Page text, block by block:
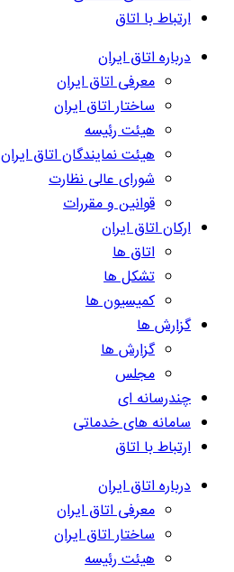
ارتباط با اتاق
درباره اتاق ایران
معرفی اتاق ایران
ساختار اتاق ایران
هیئت رئیسه
هیئت نمایندگان اتاق ایران
شورای عالی نظارت
قوانین و مقررات
ارکان اتاق ایران
اتاق ها
تشکل ها
کمیسیون ها
گزارش ها
گزارش ها
مجلس
چندرسانه ای
سامانه های خدماتی
ارتباط با اتاق
درباره اتاق ایران
معرفی اتاق ایران
ساختار اتاق ایران
هیئت رئیسه